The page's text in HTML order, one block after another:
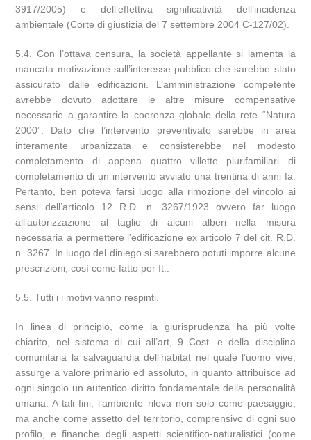
3917/2005) e dell’effettiva significatività dell’incidenza
ambientale (Corte di giustizia del 7 settembre 2004 C-127/02).
5.4. Con l’ottava censura, la società appellante si lamenta la
mancata motivazione sull’interesse pubblico che sarebbe stato
assicurato dalle edificazioni. L’amministrazione competente
avrebbe dovuto adottare le altre misure compensative
necessarie a garantire la coerenza globale della rete “Natura
2000”. Dato che l’intervento preventivato sarebbe in area
interamente urbanizzata e consisterebbe nel modesto
completamento di appena quattro villette plurifamiliari di
completamento di un intervento avviato una trentina di anni fa.
Pertanto, ben poteva farsi luogo alla rimozione del vincolo ai
sensi dell’articolo 12 R.D. n. 3267/1923 ovvero far luogo
all’autorizzazione al taglio di alcuni alberi nella misura
necessaria a permettere l’edificazione ex articolo 7 del cit. R.D.
n. 3267. In luogo del diniego si sarebbero potuti imporre alcune
prescrizioni, così come fatto per It..
5.5. Tutti i i motivi vanno respinti.
In linea di principio, come la giurisprudenza ha più volte
chiarito, nel sistema di cui all’art, 9 Cost. e della disciplina
comunitaria la salvaguardia dell’habitat nel quale l’uomo vive,
assurge a valore primario ed assoluto, in quanto attribuisce ad
ogni singolo un autentico diritto fondamentale della personalità
umana. A tali fini, l’ambiente rileva non solo come paesaggio,
ma anche come assetto del territorio, comprensivo di ogni suo
profilo, e finanche degli aspetti scientifico-naturalistici (come